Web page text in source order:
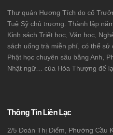
Thư quán Hương Tích do cố
Tuệ Sỹ chủ trương. Thành lập
Kinh sách Triết học, Văn học,
sách uống trà miễn phí, có thể sử
Phật học chuyên sâu bằng Anh,
Nhật ngữ… của Hòa Thượng để
Thông Tin Liên Lạc
2/5 Đoàn Thị Điểm, Phường Cầu